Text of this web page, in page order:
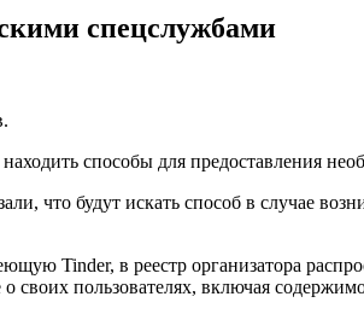
спецслужбами
способы для предоставления
что будут искать способ в случае
Tinder, в реестр организатора
своих пользователях, включая